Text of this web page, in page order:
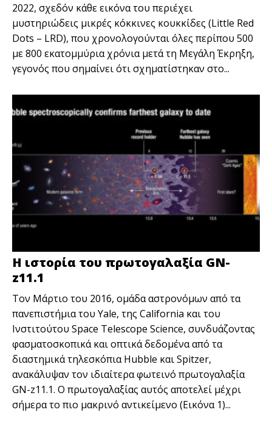
2022, σχεδόν κάθε εικόνα του περιέχει
μυστηριώδεις μικρές κόκκινες κουκκίδες (Little Red
Dots – LRD), που χρονολογούνται όλες περίπου 500
με 800 εκατομμύρια χρόνια μετά τη Μεγάλη Έκρηξη,
γεγονός που σημαίνει ότι σχηματίστηκαν στο...
Η ιστορία του πρωτογαλαξία GN-
z11.1
Tον Μάρτιο του 2016, ομάδα αστρονόμων από τα
πανεπιστήμια του Yale, της California και του
Ινστιτούτου Space Telescope Science, συνδυάζοντας
φασματοσκοπικά και οπτικά δεδομένα από τα
διαστημικά τηλεσκόπια Hubble και Spitzer,
ανακάλυψαν τον ιδιαίτερα φωτεινό πρωτογαλαξία
GN-z11.1. Ο πρωτογαλαξίας αυτός αποτελεί μέχρι
σήμερα το πιο μακρινό αντικείμενο (Εικόνα 1)...